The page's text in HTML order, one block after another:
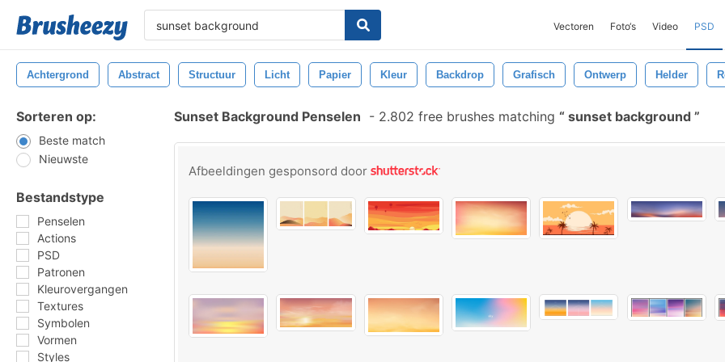
Vectoren Foto‘s Video PSD
Achtergrond Abstract Structuur Licht Papier Kleur Backdrop Grafisch Ontwerp Helder
Sorteren op:
Beste match
Nieuwste
Bestandstype
Penselen
Actions
PSD
Patronen
Kleurovergangen
Textures
Symbolen
Vormen
Styles
Sunset Background Penselen - 2.802 free brushes matching sunset background
Afbeeldingen gesponsord door